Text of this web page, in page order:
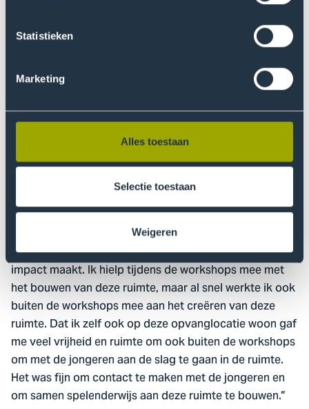
Statistieken
Marketing
Alles toestaan
Selectie toestaan
Weigeren
praktijkonderzoek uitgevoerd werd. Zodoende werd ze
in november gevraagd om als student-assistent voor
hielp ze mee met het creëren van een fijne
ontmoetingsruimte in nauwe samenwerking met de
jongeren. Anastasiia vertelt:
“Ik was ontzettend enthousiast om aan dit project te
werken en de twee kanten van onderzoek te zien:
theorie en praktijk. Ik begon als vertaler en werd na
deze periode gevraagd om als studentonderzoeker
mee te werken. Nu zie ik hoe praktijkgericht onderzoek
werkt en waarom we het doen. Dit project is het
perfecte voorbeeld van hoe ons onderzoek direct
impact maakt. Ik hielp tijdens de workshops mee met
het bouwen van deze ruimte, maar al snel werkte ik ook
buiten de workshops mee aan het creëren van deze
ruimte. Dat ik zelf ook op deze opvanglocatie woon gaf
me veel vrijheid en ruimte om ook buiten de workshops
om met de jongeren aan de slag te gaan in de ruimte.
Het was fijn om contact te maken met de jongeren en
om samen spelenderwijs aan deze ruimte te bouwen.”